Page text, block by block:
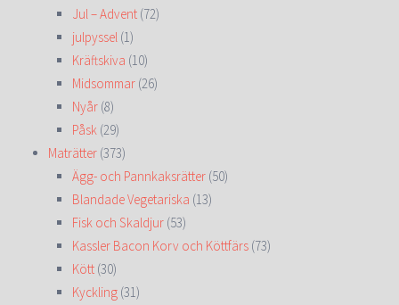
Jul – Advent (72)
julpyssel (1)
Kräftskiva (10)
Midsommar (26)
Nyår (8)
Påsk (29)
Maträtter (373)
Ägg- och Pannkaksrätter (50)
Blandade Vegetariska (13)
Fisk och Skaldjur (53)
Kassler Bacon Korv och Köttfärs (73)
Kött (30)
Kyckling (31)